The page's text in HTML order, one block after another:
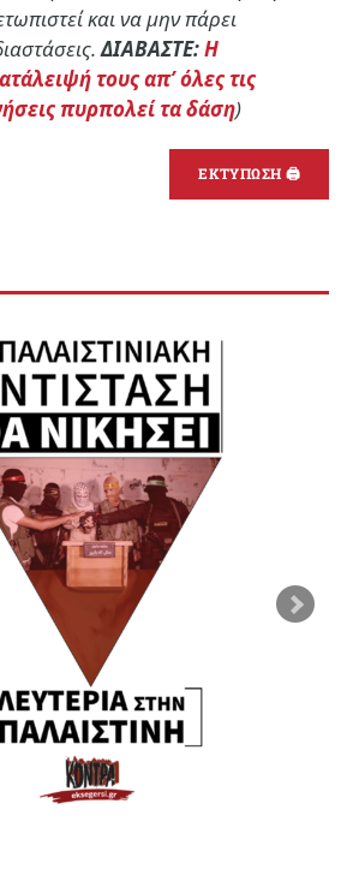
και να μην πάρει
ΔΙΑΒΑΣΤΕ:Η
τους απ’ όλες τις
πυρπολεί τα δάση)
ΕΚΤΥΠΩΣΗ 🖨